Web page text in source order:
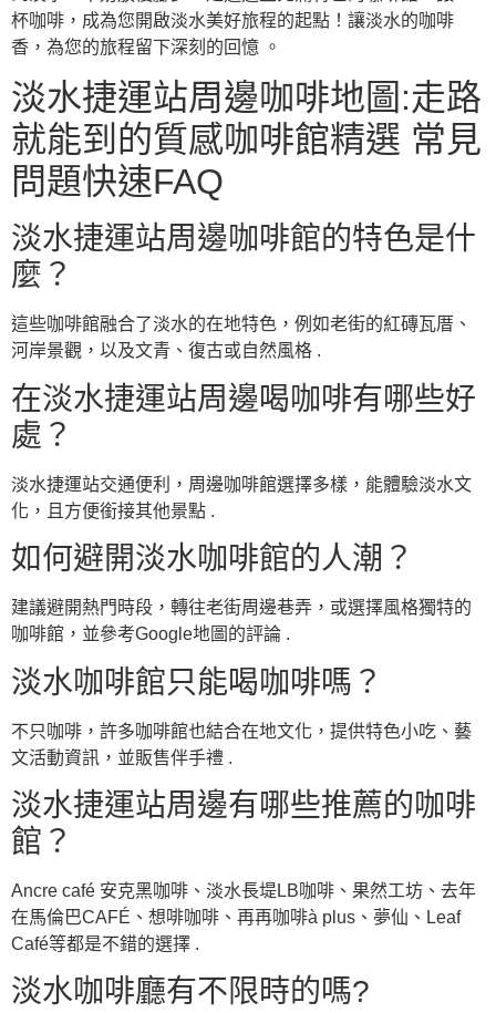
杯咖啡，成為您開啟淡水美好旅程的起點！讓淡水的咖啡
香，為您的旅程留下深刻的回憶 。
淡水捷運站周邊咖啡地圖:走路
就能到的質感咖啡館精選 常見
問題快速FAQ
淡水捷運站周邊咖啡館的特色是什
麼？
這些咖啡館融合了淡水的在地特色，例如老街的紅磚瓦厝、
河岸景觀，以及文青、復古或自然風格 .
在淡水捷運站周邊喝咖啡有哪些好
處？
淡水捷運站交通便利，周邊咖啡館選擇多樣，能體驗淡水文
化，且方便銜接其他景點 .
如何避開淡水咖啡館的人潮？
建議避開熱門時段，轉往老街周邊巷弄，或選擇風格獨特的
咖啡館，並參考Google地圖的評論 .
淡水咖啡館只能喝咖啡嗎？
不只咖啡，許多咖啡館也結合在地文化，提供特色小吃、藝
文活動資訊，並販售伴手禮 .
淡水捷運站周邊有哪些推薦的咖啡
館？
Ancre café 安克黑咖啡、淡水長堤LB咖啡、果然工坊、去年
在馬倫巴CAFÉ、想啡咖啡、再再咖啡à plus、夢仙、Leaf
Café等都是不錯的選擇 .
淡水咖啡廳有不限時的嗎?